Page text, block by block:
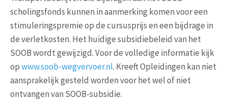
scholingsfonds kunnen in aanmerking komen voor een
stimuleringspremie op de cursusprijs en een bijdrage in
de verletkosten. Het huidige subsidiebeleid van het
SOOB wordt gewijzigd. Voor de volledige informatie kijk
opwww.soob-wegvervoer.nl. Kreeft Opleidingen kan niet
aansprakelijk gesteld worden voor het wel of niet
ontvangen van SOOB-subsidie.